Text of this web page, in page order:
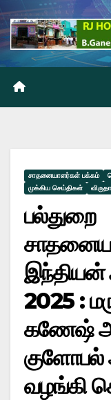
சாதனையாளர்கள் பக்கம்
முக்கிய செய்திகள்
பல்துறை
இந்தியன்
2025 :
கணேஷ்
குளோபல்
வழங்கி